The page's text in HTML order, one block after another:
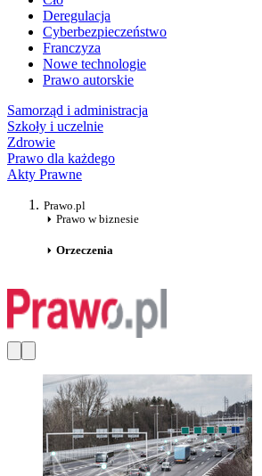
Deregulacja
Cyberbezpieczeństwo
Franczyza
Nowe technologie
Prawo autorskie
Samorząd i administracja
Szkoły i uczelnie
Zdrowie
Prawo dla każdego
Akty Prawne
Prawo.pl
Prawo w biznesie
Orzeczenia